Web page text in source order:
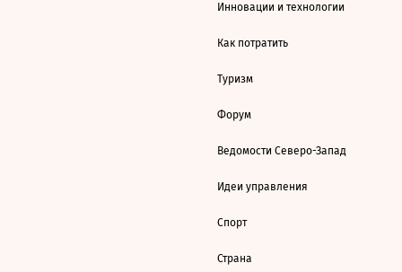
Инновации и технологии
Как потратить
Туризм
Форум
Ведомости Северо-Запад
Идеи управления
Спорт
Страна